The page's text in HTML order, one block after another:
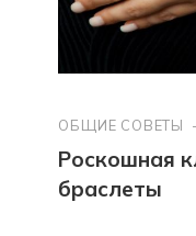
ОБЩИЕ СОВЕТЫ
Роскошная
браслеты